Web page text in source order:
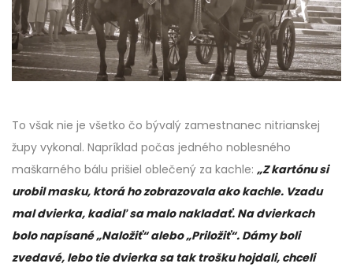
To však nie je všetko čo bývalý zamestnanec nitrianskej
župy vykonal. Napríklad počas jedného noblesného
maškarného bálu prišiel oblečený za kachle: „Z kartónu si
urobil masku, ktorá ho zobrazovala ako kachle. Vzadu
mal dvierka, kadiaľ sa malo nakladať. Na dvierkach
bolo napísané „Naložiť“ alebo „Priložiť“. Dámy boli
zvedavé, lebo tie dvierka sa tak trošku hojdali, chceli